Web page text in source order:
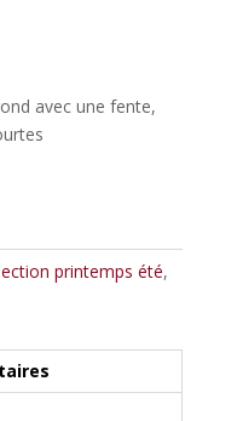
: avec une fente,
printemps été,